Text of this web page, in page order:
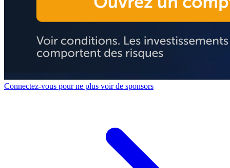
Connectez-vous pour ne plus voir de sponsors